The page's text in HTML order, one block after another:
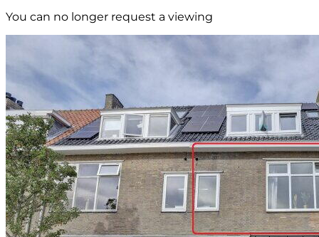
You can no longer request a viewing